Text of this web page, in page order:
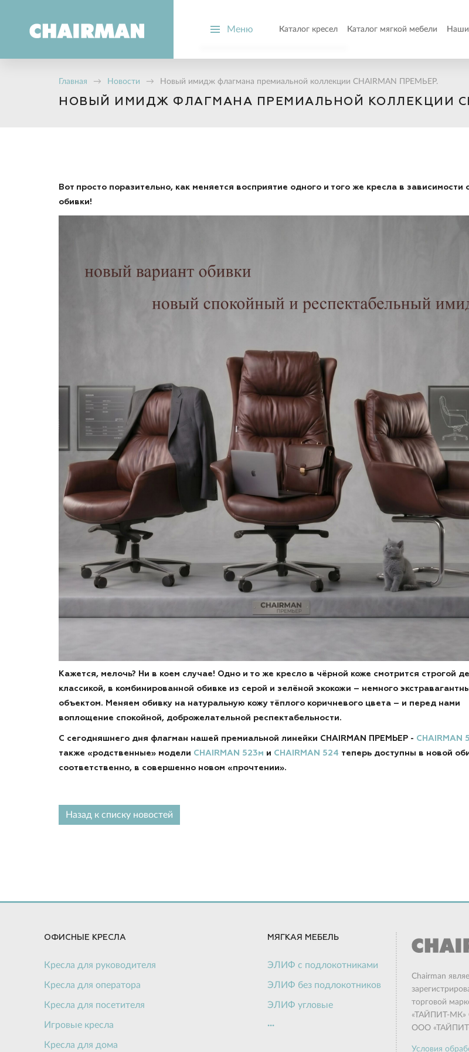
Меню Каталог кресел Каталог мягкой мебели
Главная → Новости → Новый имидж флагмана премиальной коллекции CHAIRMAN ПРЕМЬЕР.
НОВЫЙ ИМИДЖ ФЛАГМАНА ПРЕМИАЛЬНОЙ КОЛЛЕКЦИИ
Вот просто поразительно, как меняется восприятие одного и того же кресла в зависимости
обивки!
Кажется, мелочь? Ни в коем случае! Одно и то же кресло в чёрной коже смотрится строгой
классикой, в комбинированной обивке из серой и зелёной экокожи – немного
объектом. Меняем обивку на натуральную кожу тёплого коричневого цвета – и перед нами
воплощение спокойной, доброжелательной респектабельности.
С сегодняшнего дня флагман нашей премиальной линейки CHAIRMAN ПРЕМЬЕР - CHAIRMAN
также «родственные» модели CHAIRMAN 523м и CHAIRMAN 524 теперь доступны в новой
соответственно, в совершенно новом «прочтении».
Назад к списку новостей
ОФИСНЫЕ КРЕСЛА
Кресла для руководителя
Кресла для оператора
Кресла для посетителя
Игровые кресла
Кресла для дома
МЯГКАЯ МЕБЕЛЬ
ЭЛИФ с подлокотниками
ЭЛИФ без подлокотников
ЭЛИФ угловые
ЭЛИФ пуф
...
Chairman
торговой
«ТАЙПИТ-МК»
ООО
Условия